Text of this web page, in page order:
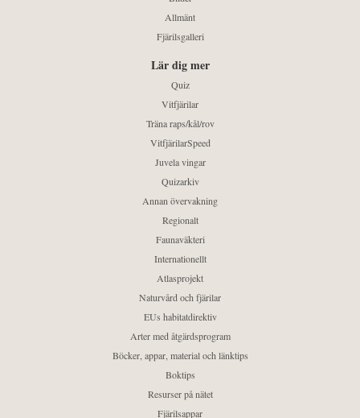
Allmänt
Fjärilsgalleri
Lär dig mer
Quiz
Vitfjärilar
Träna raps/kål/rov
VitfjärilarSpeed
Juvela vingar
Quizarkiv
Annan övervakning
Regionalt
Faunaväkteri
Internationellt
Atlasprojekt
Naturvård och fjärilar
EUs habitatdirektiv
Arter med åtgärdsprogram
Böcker, appar, material och länktips
Boktips
Resurser på nätet
Fjärilsappar